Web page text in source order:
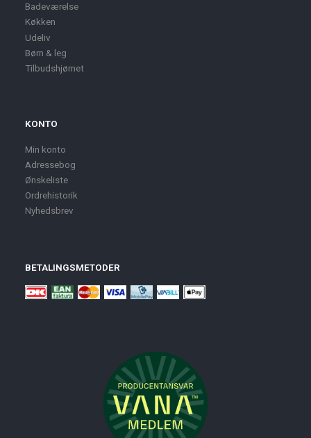
Badeværelse
Køkken
Udeliv
Børn & leg
Tilbudshjørnet
KONTO
Min konto
Adressebog
Ønskeliste
Ordrehistorik
Nyhedsbrev
BETALINGSMETODER